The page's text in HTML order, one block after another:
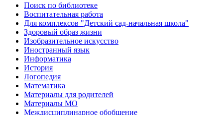
Поиск по библиотеке
Воспитательная работа
Для комплексов "Детский сад-начальная школа"
Здоровый образ жизни
Изобразительное искусство
Иностранный язык
Информатика
История
Логопедия
Математика
Материалы для родителей
Материалы МО
Междисциплинарное обобщение